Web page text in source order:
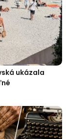
ukázala